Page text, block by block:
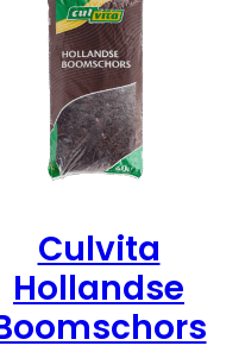
Culvita
Hollandse